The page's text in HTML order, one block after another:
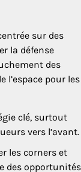
sur des
la défense
des
l’espace pour les
clé, surtout
vers l’avant.
les corners et
des opportunités